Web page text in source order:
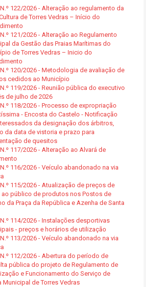
122/2026 - Alteração ao regulamento da
de Torres Vedras – Início do
121/2026 - Alteração ao Regulamento
da Gestão das Praias Marítimas do
de Torres Vedras – Inicio do
120/2026 - Metodologia de avaliação de
cedidos ao Município
119/2026 - Reunião pública do executivo
de julho de 2026
118/2026 - Processo de expropriação
- Encosta do Castelo - Notificação
da designação dos árbitros,
da data de vistoria e prazo para
de quesitos
117/2026 - Alteração ao Alvará de
116/2026 - Veículo abandonado na via
115/2026 - Atualização de preços de
ao público de produtos nos Postos de
da Praça da República e Azenha de Santa
114/2026 - Instalações desportivas
- preços e horários de utilização
113/2026 - Veículo abandonado na via
112/2026 - Abertura do período de
pública do projeto de Regulamento de
e Funcionamento do Serviço de
Municipal de Torres Vedras